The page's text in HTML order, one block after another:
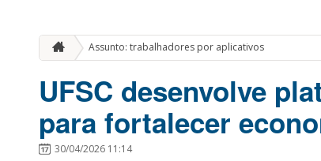
Assunto: trabalhadores por aplicativos
UFSC desenvolve
para fortalecer
30/04/2026 11:14